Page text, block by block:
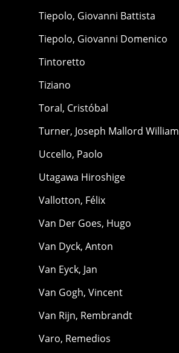
Tiepolo, Giovanni Battista
Tiepolo, Giovanni Domenico
Tintoretto
Tiziano
Toral, Cristóbal
Turner, Joseph Mallord William
Uccello, Paolo
Utagawa Hiroshige
Vallotton, Félix
Van Der Goes, Hugo
Van Dyck, Anton
Van Eyck, Jan
Van Gogh, Vincent
Van Rijn, Rembrandt
Varo, Remedios